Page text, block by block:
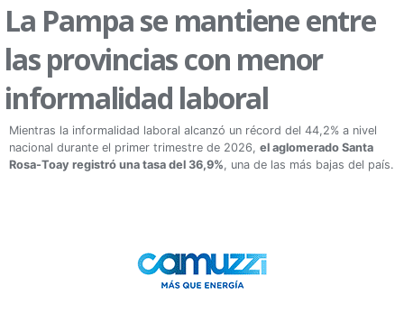
La Pampa se mantiene entre
las provincias con menor
informalidad laboral
Mientras la informalidad laboral alcanzó un récord del 44,2% a nivel
nacional durante el primer trimestre de 2026, el aglomerado Santa
Rosa-Toay registró una tasa del 36,9%, una de las más bajas del país.